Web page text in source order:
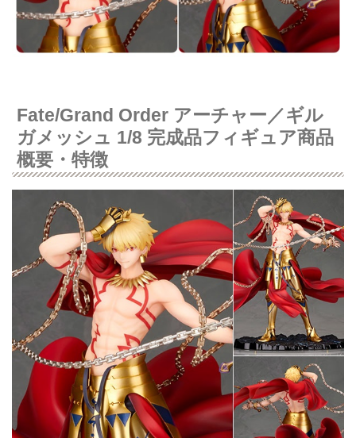
Fate/Grand Order アーチャー／ギル
ガメッシュ 1/8 完成品フィギュア商品
概要・特徴